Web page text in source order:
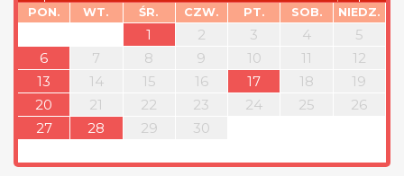
PON. WT. ŚR. CZW. PT. SOB. NIEDZ.
1 2 3 4
5
6
7 8 9 10 11
12
13
14 15 16 17 18
19
20
21 22 23 24 25
26
27
28 29 30